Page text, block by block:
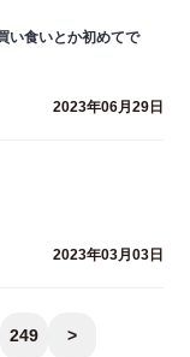
い食いとか初めてで
2023年06月29日
2023年03月03日
249 >